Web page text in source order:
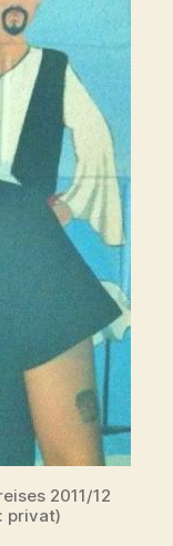
2011/12
privat)